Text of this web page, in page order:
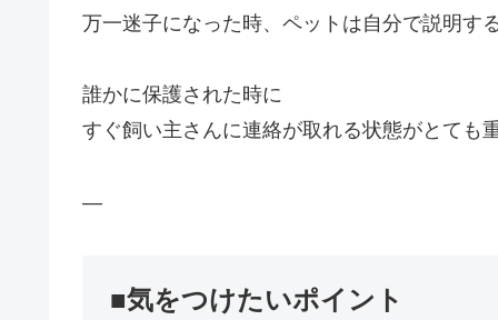
万一迷子になった時、ペットは自分で説明す
誰かに保護された時に
すぐ飼い主さんに連絡が取れる状態がとても
—
■気をつけたいポイント